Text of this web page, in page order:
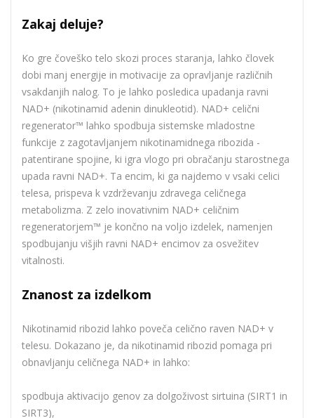
Zakaj deluje?
Ko gre čoveško telo skozi proces staranja, lahko človek
dobi manj energije in motivacije za opravljanje različnih
vsakdanjih nalog. To je lahko posledica upadanja ravni
NAD+ (nikotinamid adenin dinukleotid). NAD+ celični
regenerator™ lahko spodbuja sistemske mladostne
funkcije z zagotavljanjem nikotinamidnega ribozida -
patentirane spojine, ki igra vlogo pri obračanju starostnega
upada ravni NAD+. Ta encim, ki ga najdemo v vsaki celici
telesa, prispeva k vzdrževanju zdravega celičnega
metabolizma. Z zelo inovativnim NAD+ celičnim
regeneratorjem™ je končno na voljo izdelek, namenjen
spodbujanju višjih ravni NAD+ encimov za osvežitev
vitalnosti.
Znanost za izdelkom
Nikotinamid ribozid lahko poveča celično raven NAD+ v
telesu. Dokazano je, da nikotinamid ribozid pomaga pri
obnavljanju celičnega NAD+ in lahko:
spodbuja aktivacijo genov za dolgoživost sirtuina (SIRT1 in
SIRT3),